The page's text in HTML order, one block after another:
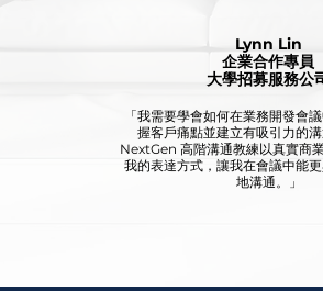
Lynn Lin
企業合作專員
大學招募服務公
「我需要學會如何在業務開發會
握客戶痛點並建立有吸引力的
NextGen 高階溝通教練以真實商
我的表達方式，讓我在會議中能
地溝通。」